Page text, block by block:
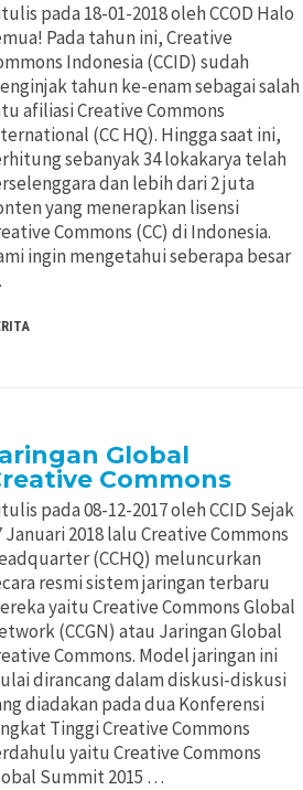
Hukum
Penggunaan
Lisensi CC
Penerapan
Terbuka
Hukum
Penggunaan
Lisensi CC
Penerapan
Terbuka
pada 18-01-2018 oleh CCOD Halo
Pada tahun ini, Creative
Indonesia (CCID) sudah
tahun ke-enam sebagai salah
afiliasi Creative Commons
(CC HQ). Hingga saat ini,
sebanyak 34 lokakarya telah
dan lebih dari 2 juta
yang menerapkan lisensi
Commons (CC) di Indonesia.
ingin mengetahui seberapa besar
Global
Commons
pada 08-12-2017 oleh CCID Sejak
Januari 2018 lalu Creative Commons
(CCHQ) meluncurkan
resmi sistem jaringan terbaru
yaitu Creative Commons Global
(CCGN) atau Jaringan Global
Commons. Model jaringan ini
dirancang dalam diskusi-diskusi
diadakan pada dua Konferensi
Tinggi Creative Commons
yaitu Creative Commons
Summit 2015 …